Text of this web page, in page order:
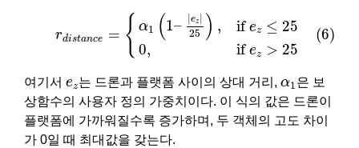
rdistance = { α1 (1– |ez|
25 ) , if ez ≤ 25
0, if ez > 25
(6)
1 |e 25),
여기서 ez
e z
는 드론과 플랫폼 사이의 상대 거리, α1
α1은 보
상함수의 사용자 정의 가중치이다. 이 식의 값은 드론이
플랫폼에 가까워질수록 증가하며, 두 객체의 고도 차이
가 0일 때 최대값을 갖는다.